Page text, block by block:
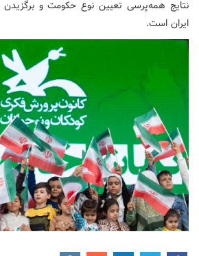
نتایج همه‌پرسی تعیین نوع حکومت و
ایران است.